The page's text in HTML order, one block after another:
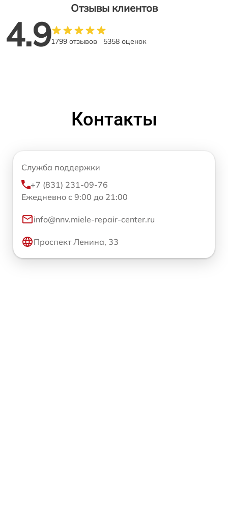
Отзывы клиентов
4.91799 отзывов 5358 оценок
Контакты
Служба поддержки
+7 (831) 231-09-76
Ежедневно с 9:00 до 21:00
info@nnv.miele-repair-center.ru
Проспект Ленина, 33